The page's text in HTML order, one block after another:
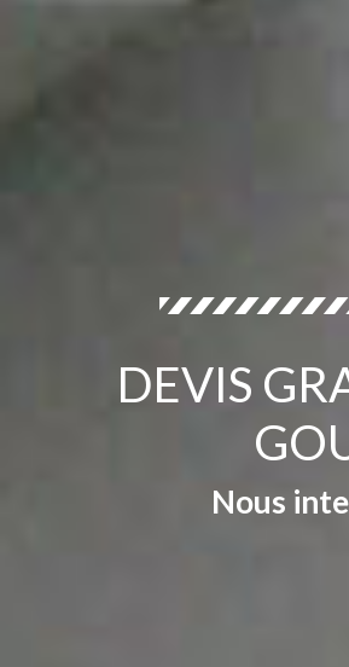
DEVIS
Nous